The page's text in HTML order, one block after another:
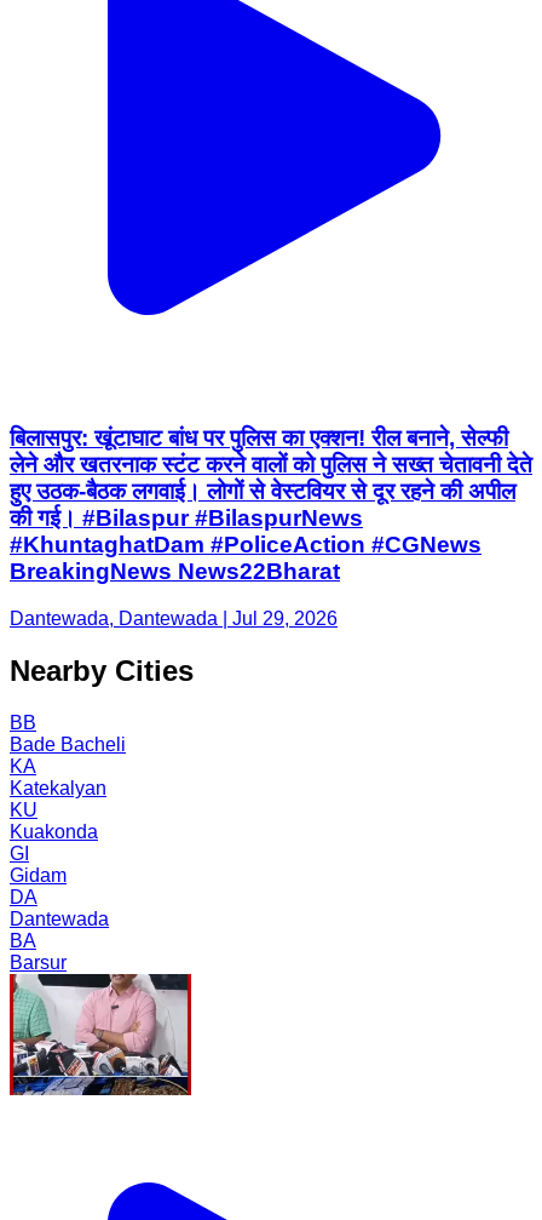
बिलासपुर: खूंटाघाट बांध पर पुलिस का एक्शन! रील बनाने, सेल्फी
लेने और खतरनाक स्टंट करने वालों को पुलिस ने सख्त चेतावनी देते
हुए उठक-बैठक लगवाई। लोगों से वेस्टवियर से दूर रहने की अपील
की गई। #Bilaspur #BilaspurNews
#KhuntaghatDam #PoliceAction #CGNews
BreakingNews News22Bharat
Dantewada, Dantewada | Jul 29, 2026
Nearby Cities
BB
Bade Bacheli
KA
Katekalyan
KU
Kuakonda
GI
Gidam
DA
Dantewada
BA
Barsur